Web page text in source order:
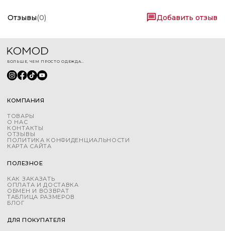
Отзывы(0) Добавить отзыв
БОЛЬШЕ, ЧЕМ ПРОСТО ОДЕЖДА...
КОМПАНИЯ
ТОВАРЫ
О НАС
КОНТАКТЫ
ОТЗЫВЫ
ПОЛИТИКА КОНФИДЕНЦИАЛЬНОСТИ
КАРТА САЙТА
ПОЛЕЗНОЕ
КАК ЗАКАЗАТЬ
ОПЛАТА И ДОСТАВКА
ОБМЕН И ВОЗВРАТ
ТАБЛИЦА РАЗМЕРОВ
БЛОГ
ДЛЯ ПОКУПАТЕЛЯ